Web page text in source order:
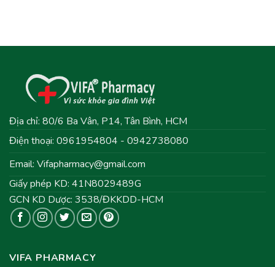
Địa chỉ: 80/6 Ba Vân, P14, Tân Bình, HCM
Điện thoại: 0961954804 - 0942738080
Email: Vifapharmacy@gmail.com
Giấy phép KD: 41N8029489G
GCN KD Dược: 3538/ĐKKDD-HCM
VIFA PHARMACY